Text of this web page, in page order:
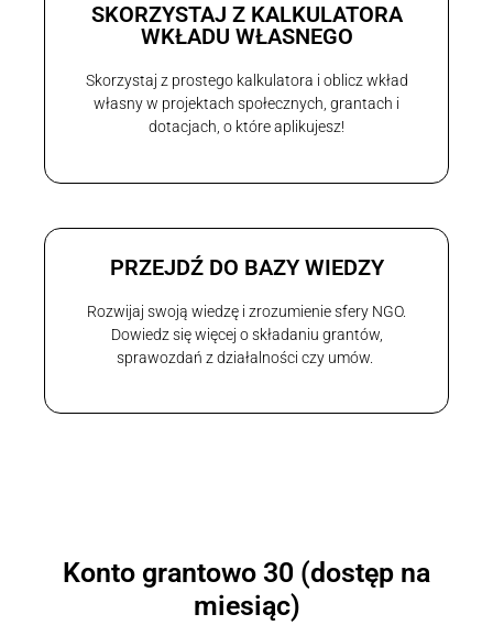
SKORZYSTAJ Z KALKULATORA
WKŁADU WŁASNEGO
Skorzystaj z prostego kalkulatora i oblicz wkład
własny w projektach społecznych, grantach i
dotacjach, o które aplikujesz!
PRZEJDŹ DO BAZY WIEDZY
Rozwijaj swoją wiedzę i zrozumienie sfery NGO.
Dowiedz się więcej o składaniu grantów,
sprawozdań z działalności czy umów.
Konto grantowo 30 (dostęp na
miesiąc)